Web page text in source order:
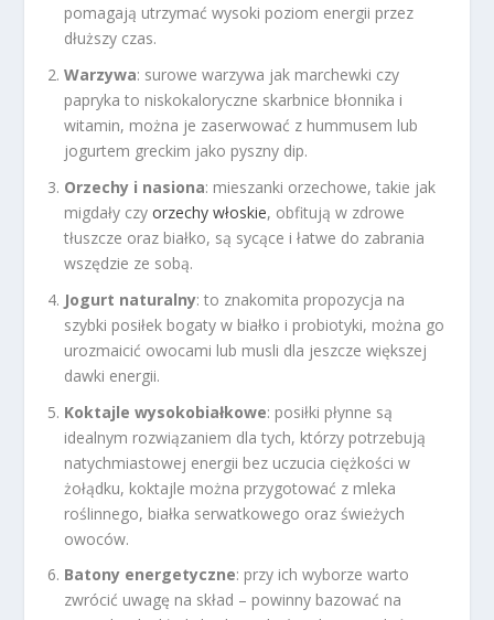
pomagają utrzymać wysoki poziom energii przez
dłuższy czas.
Warzywa: surowe warzywa jak marchewki czy
papryka to niskokaloryczne skarbnice błonnika i
witamin, można je zaserwować z hummusem lub
jogurtem greckim jako pyszny dip.
Orzechy i nasiona: mieszanki orzechowe, takie jak
migdały czyorzechy włoskie, obfitują w zdrowe
tłuszcze oraz białko, są sycące i łatwe do zabrania
wszędzie ze sobą.
Jogurt naturalny: to znakomita propozycja na
szybki posiłek bogaty w białko i probiotyki, można go
urozmaicić owocami lub musli dla jeszcze większej
dawki energii.
Koktajle wysokobiałkowe: posiłki płynne są
idealnym rozwiązaniem dla tych, którzy potrzebują
natychmiastowej energii bez uczucia ciężkości w
żołądku, koktajle można przygotować z mleka
roślinnego, białka serwatkowego oraz świeżych
owoców.
Batony energetyczne: przy ich wyborze warto
zwrócić uwagę na skład – powinny bazować na